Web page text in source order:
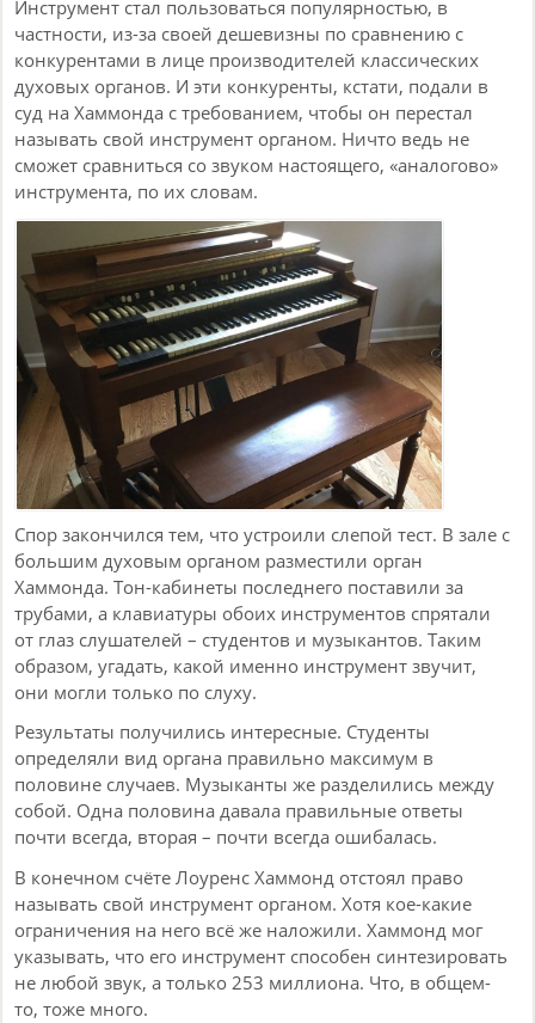
Инструмент стал пользоваться популярностью, в
частности, из-за своей дешевизны по сравнению с
конкурентами в лице производителей классических
духовых органов. И эти конкуренты, кстати, подали в
суд на Хаммонда с требованием, чтобы он перестал
называть свой инструмент органом. Ничто ведь не
сможет сравниться со звуком настоящего, «аналогово»
инструмента, по их словам.
Спор закончился тем, что устроили слепой тест. В зале с
большим духовым органом разместили орган
Хаммонда. Тон-кабинеты последнего поставили за
трубами, а клавиатуры обоих инструментов спрятали
от глаз слушателей – студентов и музыкантов. Таким
образом, угадать, какой именно инструмент звучит,
они могли только по слуху.
Результаты получились интересные. Студенты
определяли вид органа правильно максимум в
половине случаев. Музыканты же разделились между
собой. Одна половина давала правильные ответы
почти всегда, вторая – почти всегда ошибалась.
В конечном счёте Лоуренс Хаммонд отстоял право
называть свой инструмент органом. Хотя кое-какие
ограничения на него всё же наложили. Хаммонд мог
указывать, что его инструмент способен синтезировать
не любой звук, а только 253 миллиона. Что, в общем-
то, тоже много.